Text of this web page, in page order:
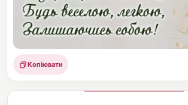
Поділитися
Копіювати